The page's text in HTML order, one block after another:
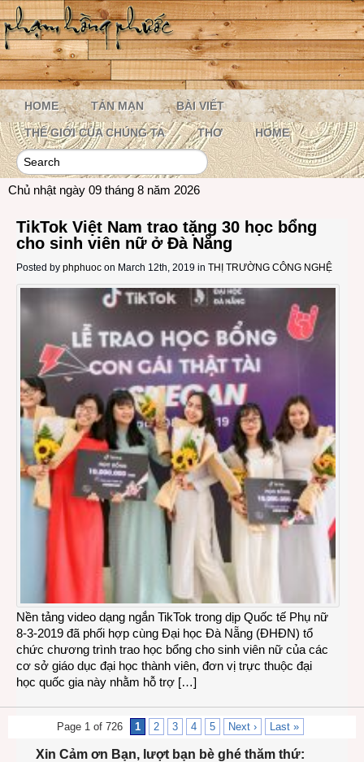
HOME TẢN MẠN BÀI VIẾT
THẾ GIỚI CỦA CHÚNG TA THƠ HOME
Chủ nhật ngày 09 tháng 8 năm 2026
TikTok Việt Nam trao tặng 30 học bổng
cho sinh viên nữ ở Đà Nẵng
Posted by phphuoc on March 12th, 2019 in THỊ TRƯỜNG CÔNG NGHỆ
Nền tảng video dạng ngắn TikTok trong dịp Quốc tế Phụ nữ
8-3-2019 đã phối hợp cùng Đại học Đà Nẵng (ĐHĐN) tổ
chức chương trình trao học bổng cho sinh viên nữ của các
cơ sở giáo dục đại học thành viên, đơn vị trực thuộc đại
học quốc gia này nhằm hỗ trợ […]
Page 1 of 726 1 2 3 4 5 Next › Last »
Xin Cảm ơn Bạn, lượt bạn bè ghé thăm thứ: